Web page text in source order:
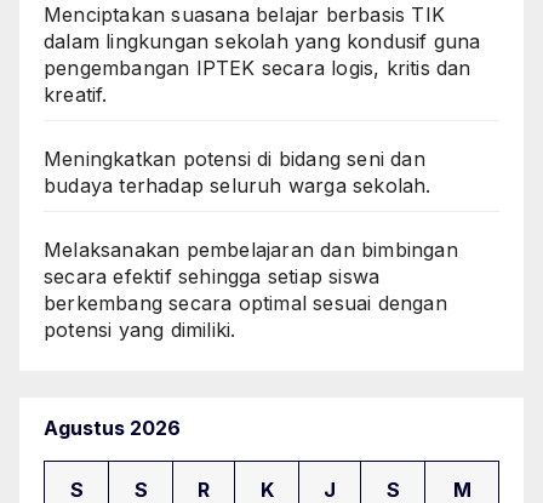
Menciptakan suasana belajar berbasis TIK
dalam lingkungan sekolah yang kondusif guna
pengembangan IPTEK secara logis, kritis dan
kreatif.
Meningkatkan potensi di bidang seni dan
budaya terhadap seluruh warga sekolah.
Melaksanakan pembelajaran dan bimbingan
secara efektif sehingga setiap siswa
berkembang secara optimal sesuai dengan
potensi yang dimiliki.
Agustus 2026
S S R K J S M